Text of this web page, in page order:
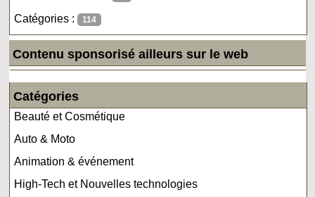
Catégories : 114
Contenu sponsorisé ailleurs sur le web
Catégories
Beauté et Cosmétique
Auto & Moto
Animation & événement
High-Tech et Nouvelles technologies